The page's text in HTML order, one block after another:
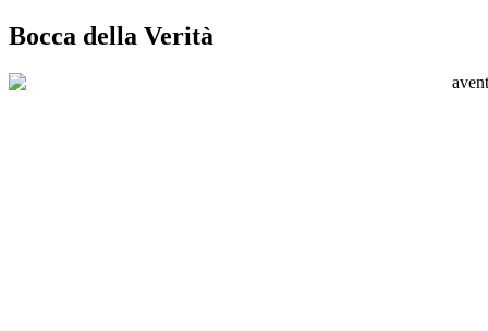
Bocca della Verità